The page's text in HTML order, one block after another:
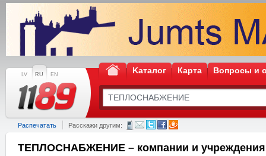
LV RU EN Kаталог Карта Вопросы и
Распечатать Расскажи другим:
ТЕПЛОСНАБЖЕНИЕ – компании и учреждения